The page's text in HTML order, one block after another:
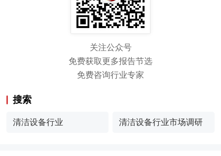
关注公众号
免费获取更多报告节选
免费咨询行业专家
搜索
清洁设备行业 清洁设备行业市场调研